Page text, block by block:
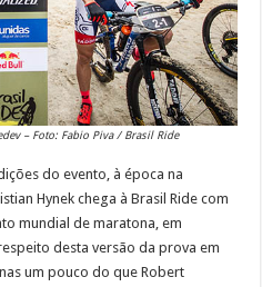
– Foto: Fabio Piva / Brasil Ride
do evento, à época na
Hynek chega à Brasil Ride com
mundial de maratona, em
desta versão da prova em
um pouco do que Robert